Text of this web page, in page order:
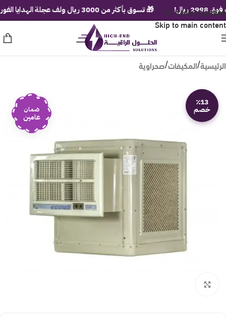
Skip to navigation
Skip to main content
الرئيسية/المكيفات/صحراوية
٪13
خصم ضمان
عامين
🎁 تسوق بأكثر من 3000 ريال ولف عجلة الهدايا الفورية!